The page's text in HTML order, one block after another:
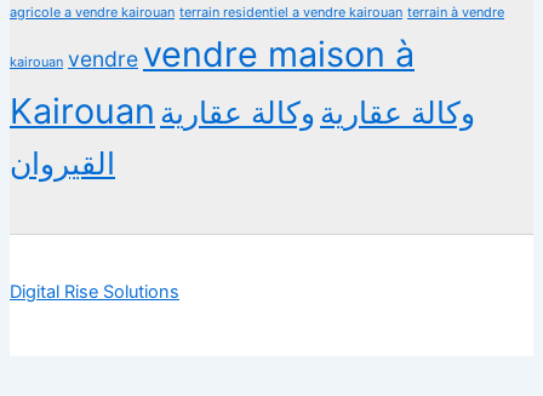
agricole a vendre kairouan terrain residentiel a vendre kairouan terrain à vendre
kairouan vendre vendre maison à
Kairouan
وكالة عقارية وكالة عقارية
القيروان
Digital Rise Solutions